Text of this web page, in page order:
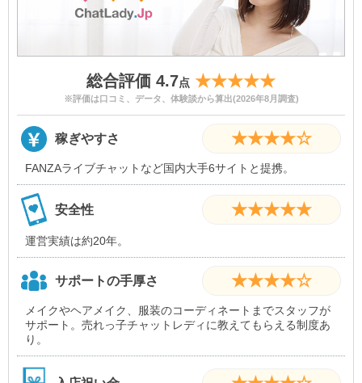
総合評価 4.7点 ★★★★★
※評価は口コミ、データ、体験談から算出(2026年8月調査)
稼ぎやすさ ★★★★☆
FANZAライブチャットなど国内大手6サイトと提携。
安全性 ★★★★★
運営実績は約20年。
サポートの手厚さ ★★★★☆
メイクやヘアメイク、服装のコーディネートまでスタッフが
サポート。売れっ子チャットレディに教えてもらえる制度あ
り。